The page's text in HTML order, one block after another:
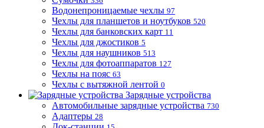
Водонепроницаемые чехлы 97
Чехлы для планшетов и ноутбуков 520
Чехлы для банковских карт 11
Чехлы для джостиков 5
Чехлы для наушников 513
Чехлы для фотоаппаратов 127
Чехлы на пояс 63
Чехлы с вытяжной лентой 0
Зарядные устройства
Автомобильные зарядные устройства 730
Адаптеры 28